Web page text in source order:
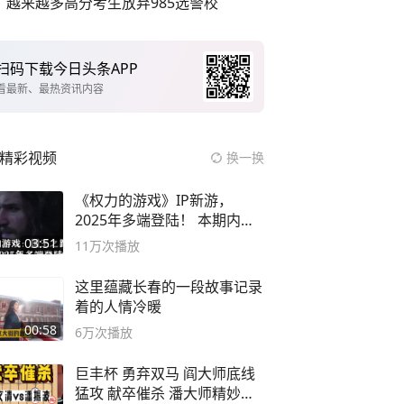
码下载今日头条APP
最新、最热资讯内容
精彩视频 换一换
03:51
《权力的游戏》IP新游，
2025年多端登陆！ 本期内容
概要
11万次播放
00:58
这里蕴藏长春的一段故事记录
着的人情冷暖
6万次播放
巨丰杯 勇弃双马 阎大师底线
猛攻 献卒催杀 潘大师精妙入